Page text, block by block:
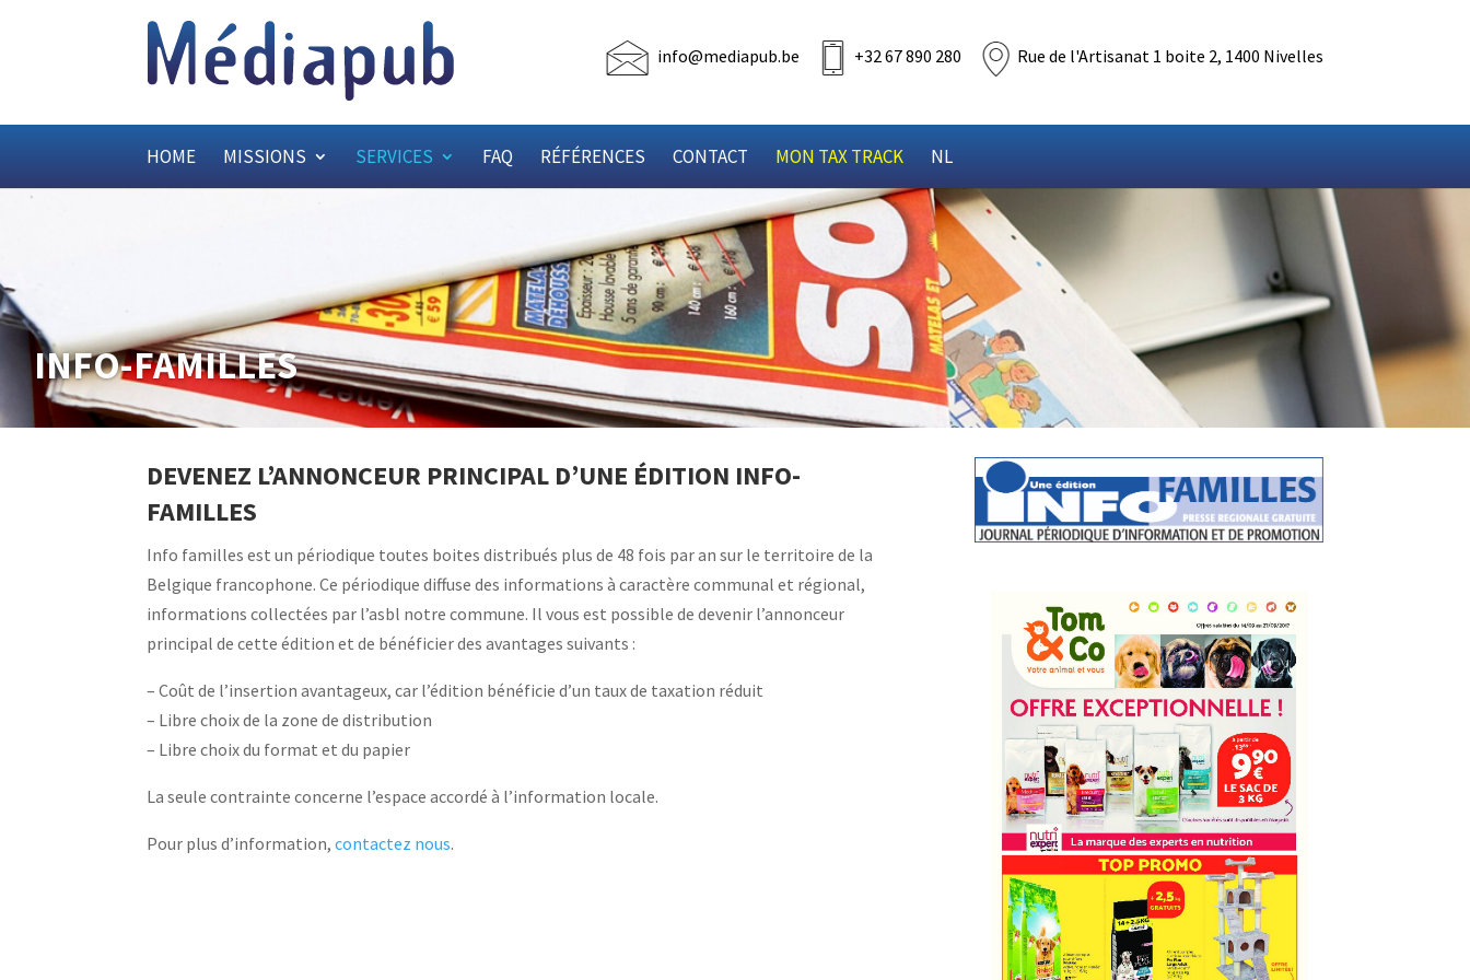
info@mediapub.be +32 67 890 280 Rue de l'Artisanat 1 boite 2, 1400 Nivelles
HOME MISSIONS SERVICES FAQ RÉFÉRENCES CONTACT MON TAX TRACK NL
INFO-FAMILLES
DEVENEZ L’ANNONCEUR PRINCIPAL D’UNE ÉDITION INFO-
FAMILLES
Info familles est un périodique toutes boites distribués plus de 48 fois par an sur le territoire de la
Belgique francophone. Ce périodique diffuse des informations à caractère communal et régional,
informations collectées par l’asbl notre commune. Il vous est possible de devenir l’annonceur
principal de cette édition et de bénéficier des avantages suivants :
– Coût de l’insertion avantageux, car l’édition bénéficie d’un taux de taxation réduit
– Libre choix de la zone de distribution
– Libre choix du format et du papier
La seule contrainte concerne l’espace accordé à l’information locale.
Pour plus d’information,contactez nous.